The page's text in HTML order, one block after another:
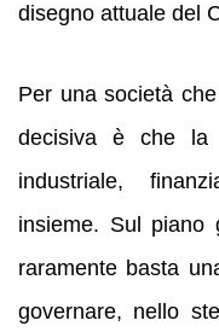
disegno attuale del
Per una società
decisiva è che la
industriale,
insieme. Sul piano
raramente basta
governare, nello